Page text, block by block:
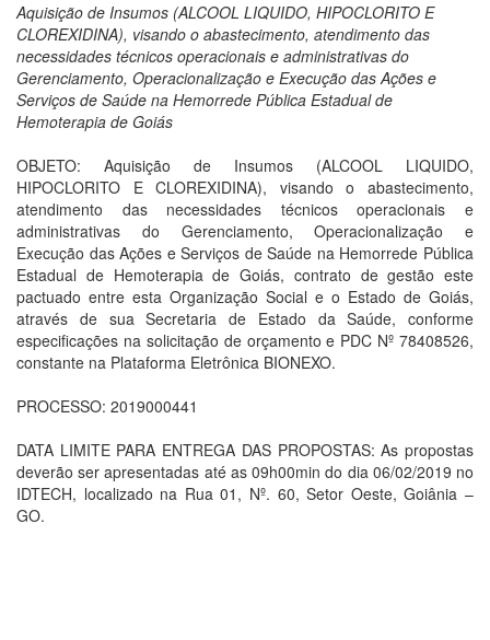
Aquisição de Insumos (ALCOOL LIQUIDO, HIPOCLORITO E
CLOREXIDINA), visando o abastecimento, atendimento das
necessidades técnicos operacionais e administrativas do
Gerenciamento, Operacionalização e Execução das Ações e
Serviços de Saúde na Hemorrede Pública Estadual de
Hemoterapia de Goiás
OBJETO: Aquisição de Insumos (ALCOOL LIQUIDO,
HIPOCLORITO E CLOREXIDINA), visando o abastecimento,
atendimento das necessidades técnicos operacionais e
administrativas do Gerenciamento, Operacionalização e
Execução das Ações e Serviços de Saúde na Hemorrede Pública
Estadual de Hemoterapia de Goiás, contrato de gestão este
pactuado entre esta Organização Social e o Estado de Goiás,
através de sua Secretaria de Estado da Saúde, conforme
especificações na solicitação de orçamento e PDC Nº 78408526,
constante na Plataforma Eletrônica BIONEXO.
PROCESSO: 2019000441
DATA LIMITE PARA ENTREGA DAS PROPOSTAS: As propostas
deverão ser apresentadas até as 09h00min do dia 06/02/2019 no
IDTECH, localizado na Rua 01, Nº. 60, Setor Oeste, Goiânia –
GO.